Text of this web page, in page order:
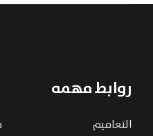
روابط مهمه
التعاميم